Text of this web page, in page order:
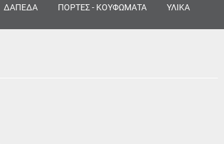
ΔΑΠΕΔΑ ΠΟΡΤΕΣ - ΚΟΥΦΩΜΑΤΑ ΥΛΙΚΑ